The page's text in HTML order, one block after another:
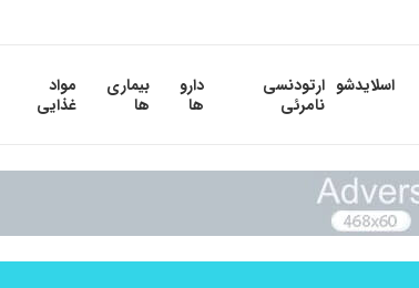
اسلایدشو ارتودنسی
نامرئی
دارو
ها
بیماری
ها
مواد
غذایی